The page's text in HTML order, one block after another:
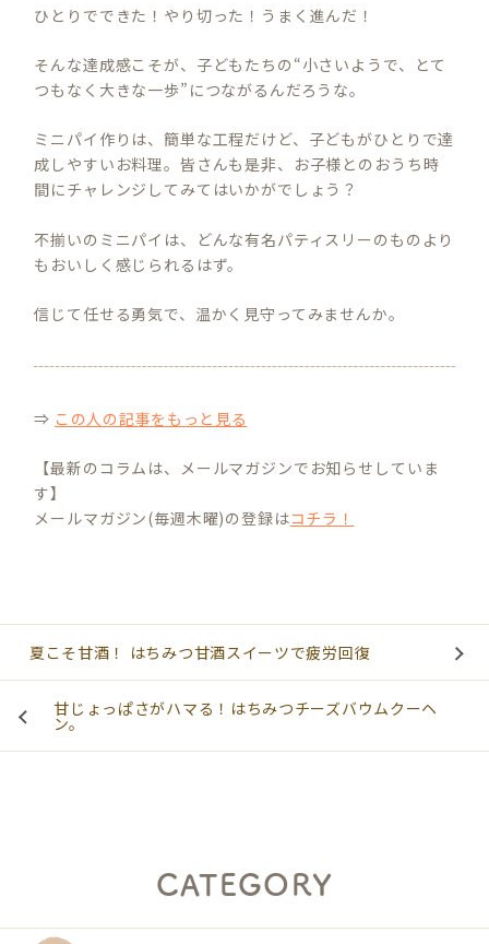
ひとりでできた！やり切った！うまく進んだ！
そんな達成感こそが、子どもたちの“小さいようで、とて
つもなく大きな一歩”につながるんだろうな。
ミニパイ作りは、簡単な工程だけど、子どもがひとりで達
成しやすいお料理。皆さんも是非、お子様とのおうち時
間にチャレンジしてみてはいかがでしょう？
不揃いのミニパイは、どんな有名パティスリーのものより
もおいしく感じられるはず。
信じて任せる勇気で、温かく見守ってみませんか。
⇒ この人の記事をもっと見る
【最新のコラムは、メールマガジンでお知らせしていま
す】
メールマガジン(毎週木曜)の登録はコチラ！
夏こそ甘酒！ はちみつ甘酒スイーツで疲労回復
甘じょっぱさがハマる！はちみつチーズバウムクーヘ
ン。
CATEGORY